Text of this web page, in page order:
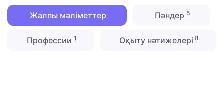
Жалпы мәліметтер Пәндер 5
Профессии 1 Оқыту нәтижелері 8